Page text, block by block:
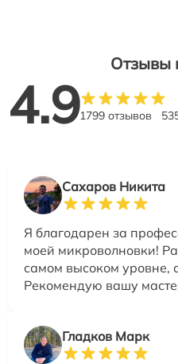
Отзывы
4.91799 отзывов
Сахаров Никита
Я благодарен за
моей микроволновки!
самом высоком уровне,
Рекомендую вашу
Гладков Марк